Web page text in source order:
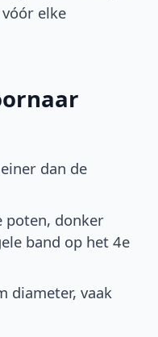
elke
dan de
poten, donker
band op het 4e
diameter, vaak